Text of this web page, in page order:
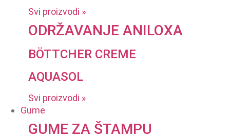
Svi proizvodi »
ODRŽAVANJE ANILOXA
BÖTTCHER CREME
AQUASOL
Svi proizvodi »
Gume
GUME ZA ŠTAMPU